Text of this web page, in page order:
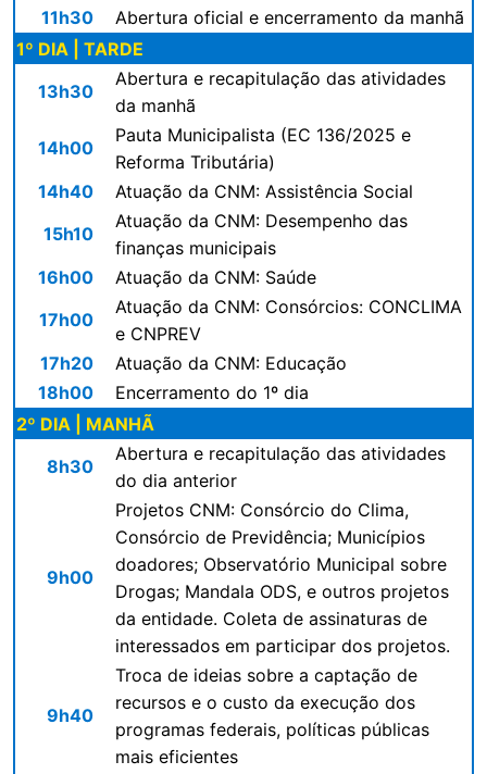
11h30
Abertura oficial e encerramento da manhã
1º DIA | TARDE
13h30
Abertura e recapitulação das atividades
da manhã
14h00
Pauta Municipalista (EC 136/2025 e
Reforma Tributária)
14h40
Atuação da CNM: Assistência Social
15h10
Atuação da CNM: Desempenho das
finanças municipais
16h00
Atuação da CNM: Saúde
17h00
Atuação da CNM: Consórcios: CONCLIMA
e CNPREV
17h20
Atuação da CNM: Educação
18h00
Encerramento do 1º dia
2º DIA | MANHÃ
8h30
Abertura e recapitulação das atividades
do dia anterior
9h00
Projetos CNM: Consórcio do Clima,
Consórcio de Previdência; Municípios
doadores; Observatório Municipal sobre
Drogas; Mandala ODS, e outros projetos
da entidade. Coleta de assinaturas de
interessados em participar dos projetos.
9h40
Troca de ideias sobre a captação de
recursos e o custo da execução dos
programas federais, políticas públicas
mais eficientes